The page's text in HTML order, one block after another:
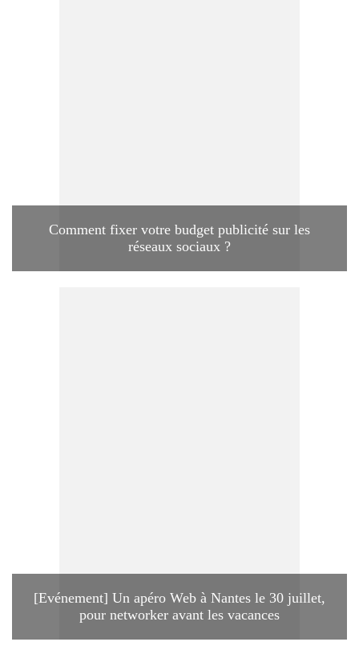
Comment fixer votre budget publicité sur les
réseaux sociaux ?
[Evénement] Un apéro Web à Nantes le 30 juillet,
pour networker avant les vacances